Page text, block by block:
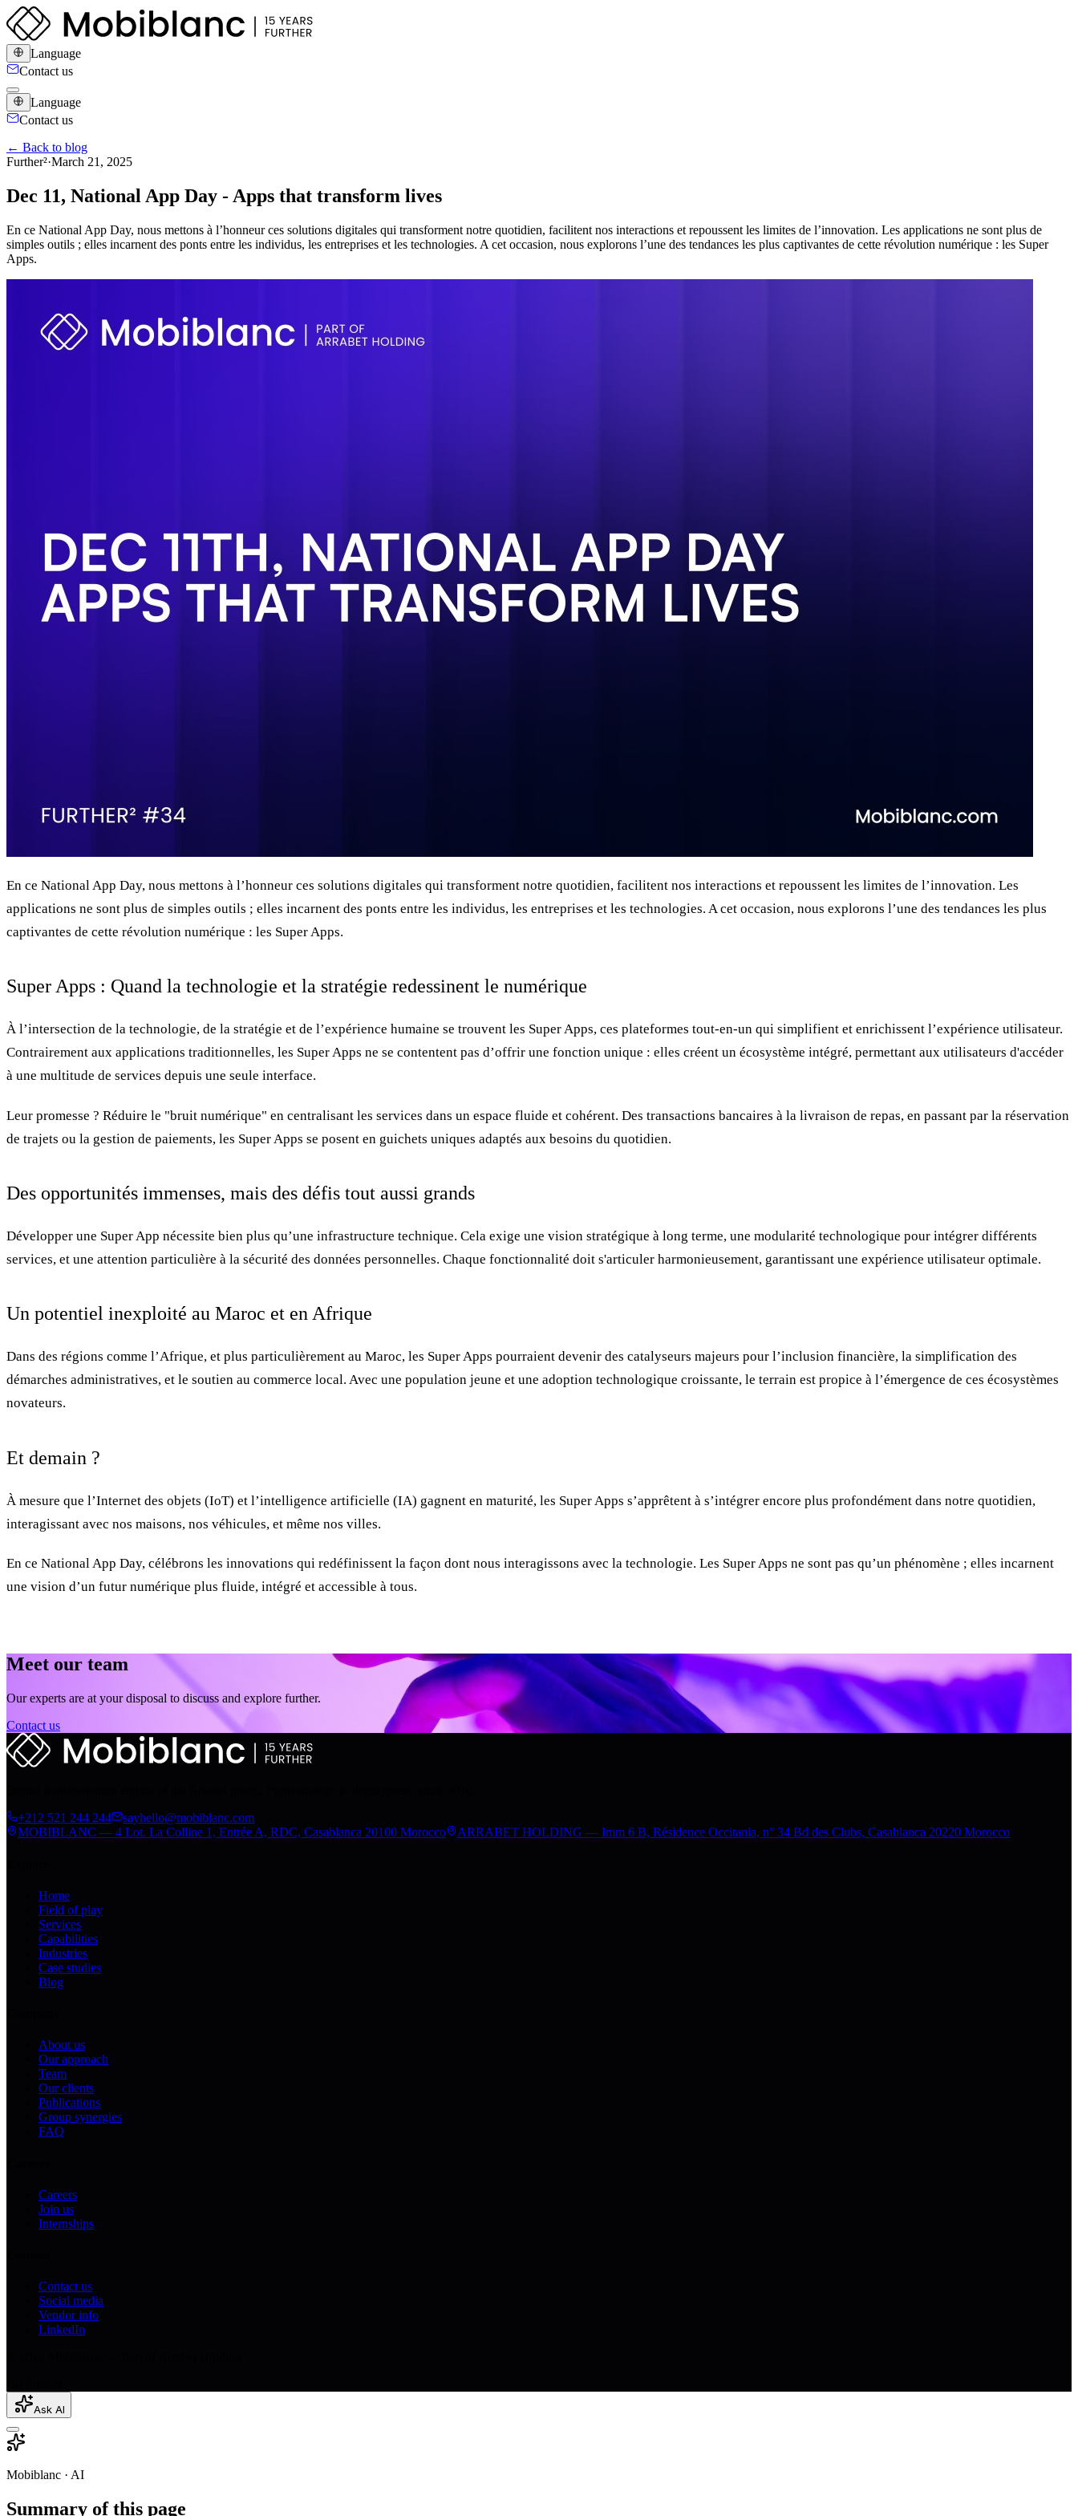
Language
Contact us
Language
Contact us
← Back to blog
Further²·March 21, 2025
Dec 11, National App Day - Apps that transform lives
En ce National App Day, nous mettons à l’honneur ces solutions digitales qui transforment notre quotidien, facilitent nos interactions et repoussent les limites de l’innovation. Les applications ne sont plus de
simples outils ; elles incarnent des ponts entre les individus, les entreprises et les technologies. A cet occasion, nous explorons l’une des tendances les plus captivantes de cette révolution numérique : les Super
Apps.
En ce National App Day, nous mettons à l’honneur ces solutions digitales qui transforment notre quotidien, facilitent nos interactions et repoussent les limites de l’innovation. Les
applications ne sont plus de simples outils ; elles incarnent des ponts entre les individus, les entreprises et les technologies. A cet occasion, nous explorons l’une des tendances les plus
captivantes de cette révolution numérique : les Super Apps.
Super Apps : Quand la technologie et la stratégie redessinent le numérique
À l’intersection de la technologie, de la stratégie et de l’expérience humaine se trouvent les Super Apps, ces plateformes tout-en-un qui simplifient et enrichissent l’expérience utilisateur.
Contrairement aux applications traditionnelles, les Super Apps ne se contentent pas d’offrir une fonction unique : elles créent un écosystème intégré, permettant aux utilisateurs d'accéder
à une multitude de services depuis une seule interface.
Leur promesse ? Réduire le "bruit numérique" en centralisant les services dans un espace fluide et cohérent. Des transactions bancaires à la livraison de repas, en passant par la réservation
de trajets ou la gestion de paiements, les Super Apps se posent en guichets uniques adaptés aux besoins du quotidien.
Des opportunités immenses, mais des défis tout aussi grands
Développer une Super App nécessite bien plus qu’une infrastructure technique. Cela exige une vision stratégique à long terme, une modularité technologique pour intégrer différents
services, et une attention particulière à la sécurité des données personnelles. Chaque fonctionnalité doit s'articuler harmonieusement, garantissant une expérience utilisateur optimale.
Un potentiel inexploité au Maroc et en Afrique
Dans des régions comme l’Afrique, et plus particulièrement au Maroc, les Super Apps pourraient devenir des catalyseurs majeurs pour l’inclusion financière, la simplification des
démarches administratives, et le soutien au commerce local. Avec une population jeune et une adoption technologique croissante, le terrain est propice à l’émergence de ces écosystèmes
novateurs.
Et demain ?
À mesure que l’Internet des objets (IoT) et l’intelligence artificielle (IA) gagnent en maturité, les Super Apps s’apprêtent à s’intégrer encore plus profondément dans notre quotidien,
interagissant avec nos maisons, nos véhicules, et même nos villes.
En ce National App Day, célébrons les innovations qui redéfinissent la façon dont nous interagissons avec la technologie. Les Super Apps ne sont pas qu’un phénomène ; elles incarnent
une vision d’un futur numérique plus fluide, intégré et accessible à tous.
Meet our team
Our experts are at your disposal to discuss and explore further.
Contact us
+212 521 244 244
sayhello@mobiblanc.com
MOBIBLANC — 4 Lot. La Colline 1, Entrée A, RDC, Casablanca 20100 Morocco
ARRABET HOLDING — Imm 6 B, Résidence Occitania, n° 34 Bd des Clubs, Casablanca 20220 Morocco
Home
Field of play
Services
Capabilities
Industries
Case studies
Blog
About us
Our approach
Team
Our clients
Publications
Group synergies
FAQ
Careers
Join us
Internships
Contact us
Social media
Vendor info
LinkedIn
Ask AI
Mobiblanc · AI
Summary of this page